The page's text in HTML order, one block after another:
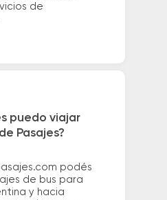
de
puedo viajar
Pasajes?
podés
de bus para
y hacia